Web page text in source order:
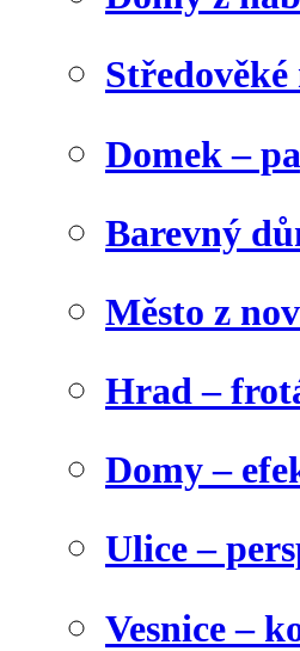
Středověké
Domek –
Barevný
Město z
Hrad –
Domy –
Ulice –
Vesnice –